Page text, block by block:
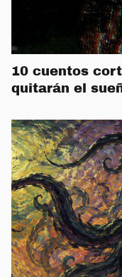
10 cuentos
quitarán el